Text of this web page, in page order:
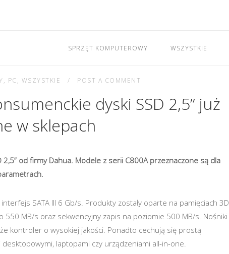
SPRZĘT KOMPUTEROWY WSZYSTKIE
, PC , WSZYSTKIE POST A COMMENT
dyski SSD 2,5” już
w sklepach
od firmy Dahua. Modele z serii C800A przeznaczone są dla
SATA III 6 Gb/s. Produkty zostały oparte na pamięciach 3D
550 MB/s oraz sekwencyjny zapis na poziomie 500 MB/s. Nośniki
kontroler o wysokiej jakości. Ponadto cechują się prostą
laptopami czy urządzeniami all-in-one.